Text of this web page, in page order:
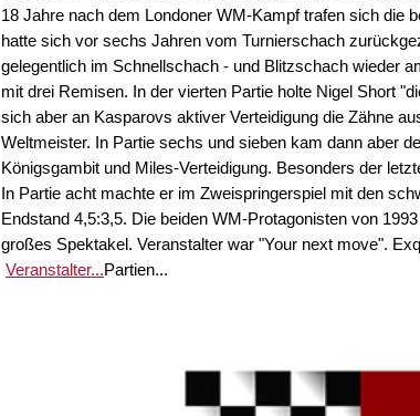
18 Jahre nach dem Londoner WM-Kampf trafen sich die
hatte sich vor sechs Jahren vom Turnierschach
gelegentlich im Schnellschach - und Blitzschach wieder
mit drei Remisen. In der vierten Partie holte Nigel Short
sich aber an Kasparovs aktiver Verteidigung die Zähne
Weltmeister. In Partie sechs und sieben kam dann aber
Königsgambit und Miles-Verteidigung. Besonders der
In Partie acht machte er im Zweispringerspiel mit den
Endstand 4,5:3,5. Die beiden WM-Protagonisten von
großes Spektakel. Veranstalter war "Your next move".
Veranstalter...Partien...